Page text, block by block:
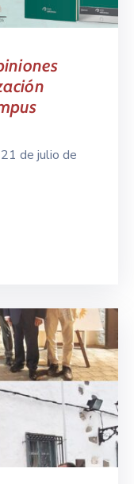
21 de julio de